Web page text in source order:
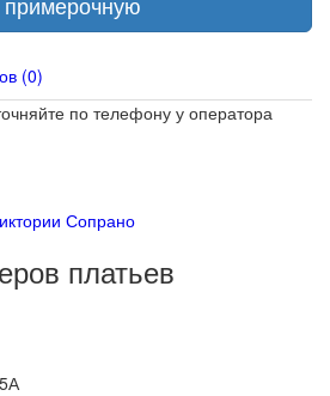
(0)
по телефону у оператора
Сопрано
платьев